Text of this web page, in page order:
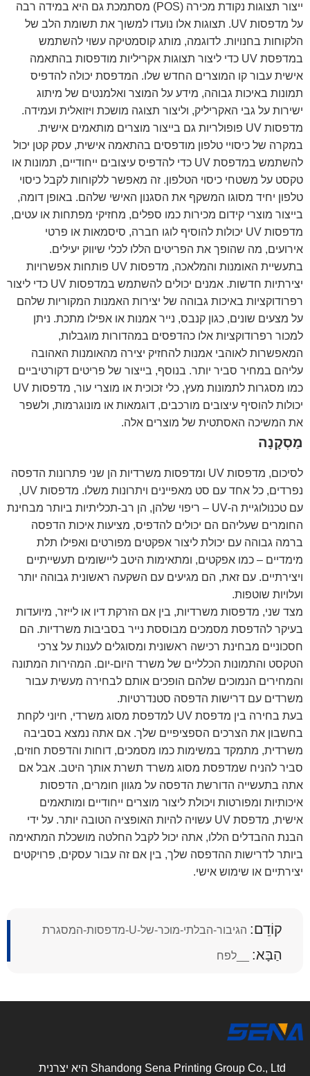
ייצור תצוגות נקודת מכירה (POS) מסתמכת גם היא במידה רבה
על מדפסות UV. תצוגות אלו נועדו למשוך את תשומת הלב של
הלקוחות בחנויות. לדוגמה, מותג קוסמטיקה עשוי להשתמש
במדפסת UV כדי ליצור תצוגות אקריליות מודפסות בהתאמה
אישית עבור קו המוצרים החדש שלו. המדפסת יכולה להדפיס
תמונות באיכות גבוהה, מידע על המוצר ואלמנטים של מיתוג
ישירות על גבי האקריליק, וליצור תצוגה מושכת ויזואלית ועמידה.
מדפסות UV פופולריות גם בייצור מוצרים מותאמים אישית.
במקרה של כיסויי טלפון מודפסים בהתאמה אישית, עסק קטן יכול
להשתמש במדפסת UV כדי להדפיס עיצובים ייחודיים, תמונות או
טקסט על משטחי כיסוי הטלפון. זה מאפשר ללקוחות לקבל כיסוי
טלפון יחיד מסוגו המשקף את הסגנון האישי שלהם. באופן דומה,
בייצור מוצרי קידום מכירות כמו ספלים, מחזיקי מפתחות או עטים,
מדפסות UV יכולות להוסיף לוגו חברה, סיסמאות או פרטי
אירועים, מה שהופך את הפריטים הללו לכלי שיווק יעילים.
בתעשיית האומנות והמלאכה, מדפסות UV פותחות אפשרויות
יצירתיות חדשות. אמנים יכולים להשתמש במדפסות UV כדי ליצור
רפרודוקציות באיכות גבוהה של יצירות האמנות המקוריות שלהם
על מצעים שונים, כגון קנבס, נייר אמנות או אפילו מתכת. ניתן
למכור רפרודוקציות אלו כהדפסים במהדורות מוגבלות,
המאפשרות לאוהבי אמנות להחזיק יצירה מהאומנות האהובה
עליהם במחיר סביר יותר. בנוסף, בייצור של פריטים דקורטיביים
כמו מסגרות לתמונות מעץ, כלי זכוכית או מוצרי עור, מדפסות UV
יכולות להוסיף עיצובים מורכבים, דוגמאות או מונוגרמות, ולשפר
את המשיכה האסתטית של מוצרים אלה.
מַסְקָנָה
לסיכום, מדפסות UV ומדפסות משרדיות הן שני פתרונות הדפסה
נפרדים, כל אחד עם סט מאפיינים ויתרונות משלו. מדפסות UV,
עם טכנולוגיית ה-UV – ריפוי שלהן, הן רב-תכליתיות ביותר מבחינת
החומרים שעליהם הם יכולים להדפיס, מציעות איכות הדפסה
ברמה גבוהה עם יכולת ליצור אפקטים מפורטים ואפילו תלת
מימדיים – כמו אפקטים, ומתאימות היטב ליישומים תעשייתיים
ויצירתיים. עם זאת, הם מגיעים עם השקעה ראשונית גבוהה יותר
ועלויות שוטפות.
מצד שני, מדפסות משרדיות, בין אם הזרקת דיו או לייזר, מיועדות
בעיקר להדפסת מסמכים מבוססת נייר בסביבות משרדיות. הם
חסכוניים מבחינת רכישה ראשונית ומסוגלים לענות על צרכי
הטקסט והתמונות הכלליים של משרד היום-יום. המהירות המתונה
והמחירים הנמוכים שלהם הופכים אותם לבחירה מעשית עבור
משרדים עם דרישות הדפסה סטנדרטיות.
בעת בחירה בין מדפסת UV למדפסת מסוג משרדי, חיוני לקחת
בחשבון את הצרכים הספציפיים שלך. אם אתה נמצא בסביבה
משרדית, מתמקד במשימות כמו מסמכים, דוחות והדפסת חוזים,
סביר להניח שמדפסת מסוג משרד תשרת אותך היטב. אבל אם
אתה בתעשייה הדורשת הדפסה על מגוון חומרים, הדפסות
איכותיות ומפורטות ויכולת ליצור מוצרים ייחודיים ומותאמים
אישית, מדפסת UV עשויה להיות האופציה הטובה יותר. על ידי
הבנת ההבדלים הללו, אתה יכול לקבל החלטה מושכלת המתאימה
ביותר לדרישות ההדפסה שלך, בין אם זה עבור עסקים, פרויקטים
יצירתיים או שימוש אישי.
קוֹדֵם: הגיבור-הבלתי-מוכר-של-U-מדפסות-המסגרת
הַבָּא: __לפח
Shandong Sena Printing Group Co., Ltd היא יצרנית